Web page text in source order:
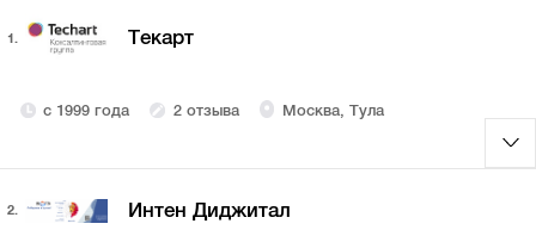
1. Текарт
с 1999 года 2 отзыва Москва, Тула
2. Интен Диджитал